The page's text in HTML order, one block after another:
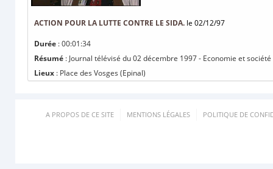
ACTION POUR LA LUTTE CONTRE LE SIDA. le 02/12/97
Durée : 00:01:34
Résumé : Journal télévisé du 02 décembre 1997 - Economie et
Lieux : Place des Vosges (Epinal)
A PROPOS DE CE SITE MENTIONS LÉGALES POLITIQUE DE